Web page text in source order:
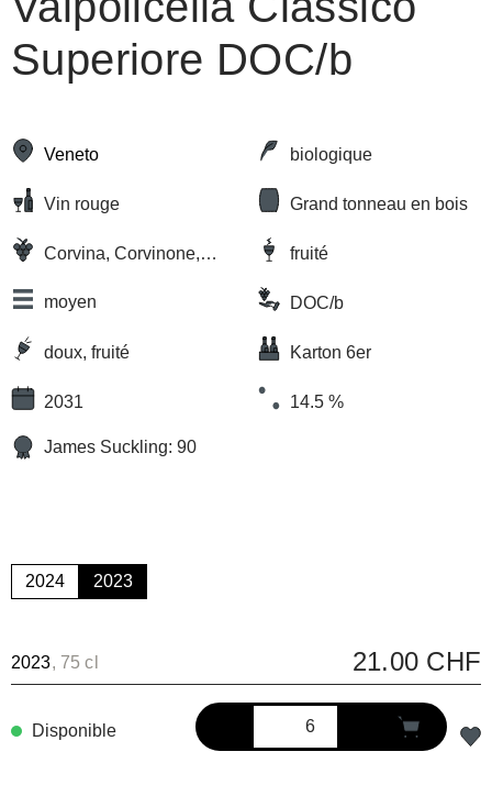
Superiore DOC/b
Veneto biologique
Vin rouge Grand tonneau en bois
Corvina, Corvinone,
fruité
moyen DOC/b
doux, fruité Karton 6er
2031 14.5 %
James Suckling: 90
2024 2023
2023, 75 cl 21.00 CHF
Disponible